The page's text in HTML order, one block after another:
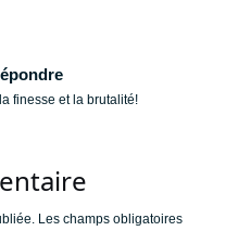
finesse et la brutalité!
Les champs obligatoires